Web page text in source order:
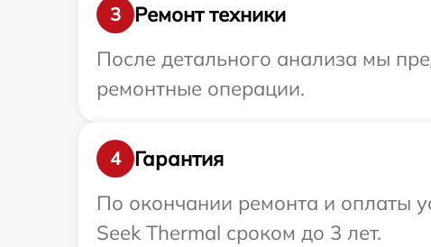
3
Ремонт техники
После детального анализа мы
ремонтные операции.
4
Гарантия
По окончании ремонта и оплаты
Seek Thermal сроком до 3 лет.